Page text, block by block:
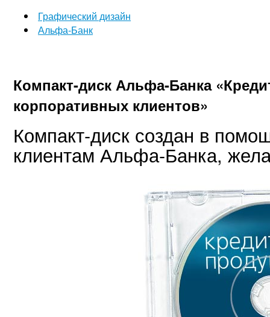
Графический дизайн
Альфа-Банк
Компакт-диск Альфа-Банка
корпоративных клиентов»
Компакт-диск создан в
клиентам Альфа-Банка,